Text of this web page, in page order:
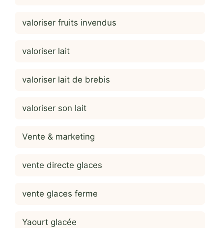
valoriser fruits invendus
valoriser lait
valoriser lait de brebis
valoriser son lait
Vente & marketing
vente directe glaces
vente glaces ferme
Yaourt glacée